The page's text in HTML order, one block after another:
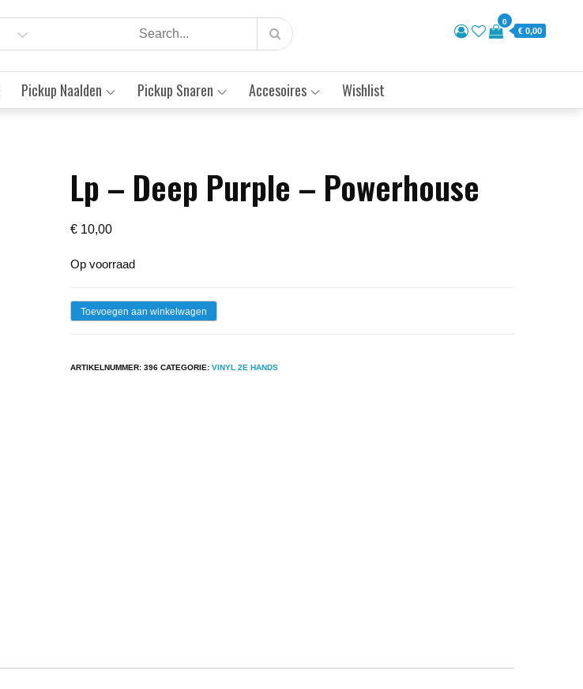
0
€ 0,00
Pickup Naalden Pickup Snaren Accesoires Wishlist
Lp – Deep Purple – Powerhouse
€ 10,00
Op voorraad
LpToevoegen aan winkelwagen
ARTIKELNUMMER:396 CATEGORIE:VINYL 2E HANDS